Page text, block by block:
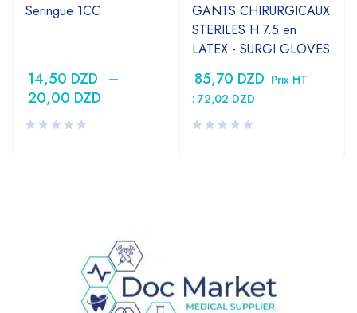
Seringue 1CC
14,50 DZD –
20,00 DZD
GANTS CHIRURGICAUX
STERILES H 7.5 en
LATEX - SURGI GLOVES
85,70 DZD Prix HT
: 72,02 DZD